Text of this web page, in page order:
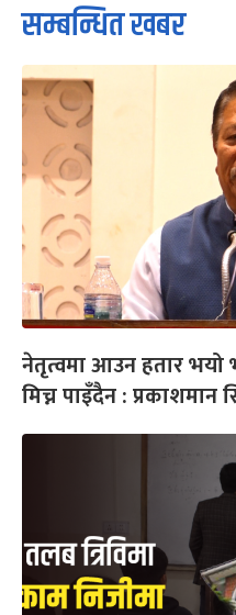
सम्बन्धित खबर
नेतृत्वमा आउन हतार भयो
मिच्न पाइँदैन : प्रकाशमान